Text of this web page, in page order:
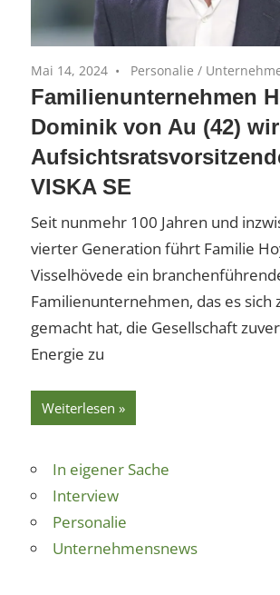
Mai 14, 2024 Personalie /
Familienunternehmen
Dominik von Au (42)
VISKA SE
Seit nunmehr 100 Jahren und
vierter Generation führt Familie
Visselhövede ein
Familienunternehmen, das es sich
gemacht hat, die Gesellschaft
Energie zu
Weiterlesen
In eigener Sache
Interview
Personalie
Unternehmensnews